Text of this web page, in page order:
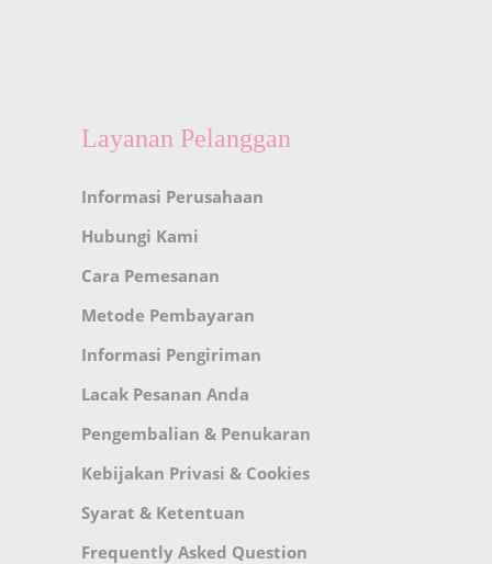
Layanan Pelanggan
Informasi Perusahaan
Hubungi Kami
Cara Pemesanan
Metode Pembayaran
Informasi Pengiriman
Lacak Pesanan Anda
Pengembalian & Penukaran
Kebijakan Privasi & Cookies
Syarat & Ketentuan
Frequently Asked Question